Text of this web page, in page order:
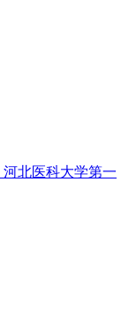
河北医科大学第一